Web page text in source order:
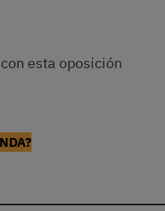
esta oposición